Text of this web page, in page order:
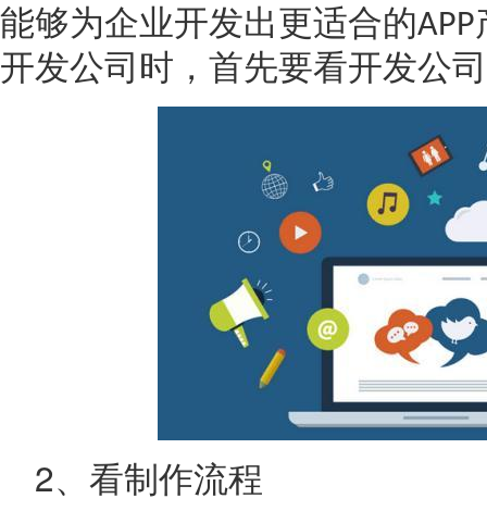
能够为企业开发出更适合的APP
开发公司时，首先要看开发公
2、看制作流程
1万个想法不如1次的方案落地